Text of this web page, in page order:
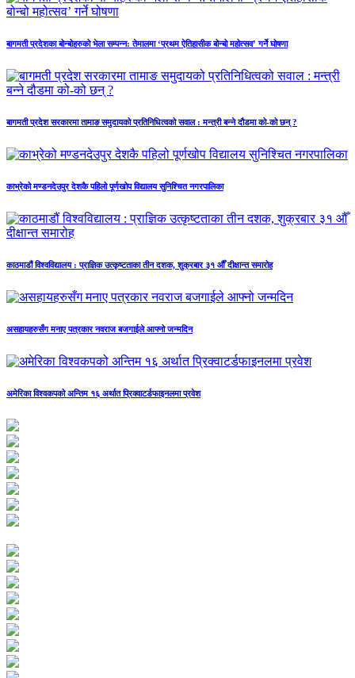
बागमती प्रदेशका बोन्बोहरुको भेला सम्पन्न: तेमालमा ‘प्रथम ऐतिहासीक बोन्बो महोत्सव’ गर्ने घोषणा
बागमती प्रदेश सरकारमा तामाङ समुदायको प्रतिनिधित्वको सवाल : मन्त्री बन्ने दौडमा को‐को छन् ?
काभ्रेको मण्डनदेउपुर देशकै पहिलो पूर्णखोप विद्यालय सुनिश्चित नगरपालिका
काठमाडौं विश्वविद्यालय : प्राज्ञिक उत्कृष्टताका तीन दशक, शुक्रबार ३१ औँ दीक्षान्त समारोह
असहायहरुसँग मनाए पत्रकार नवराज बजगाईले आफ्नो जन्मदिन
अमेरिका विश्वकपको अन्तिम १६ अर्थात प्रिक्वाटर्डफाइनलमा प्रवेश